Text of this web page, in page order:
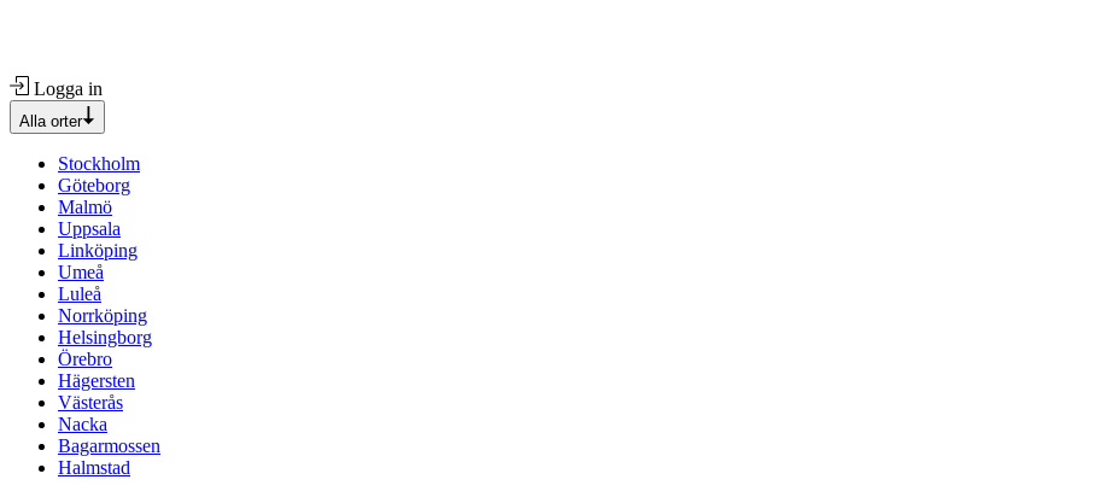
Logga in
Alla orter
Stockholm
Göteborg
Malmö
Uppsala
Linköping
Umeå
Luleå
Norrköping
Helsingborg
Örebro
Hägersten
Västerås
Nacka
Bagarmossen
Halmstad